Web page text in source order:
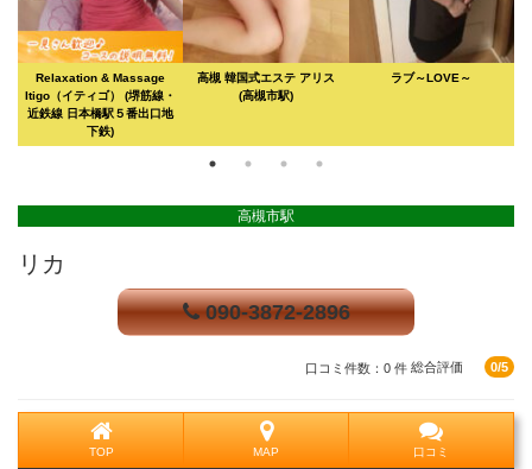
Relaxation & Massage
Itigo（イティゴ）(堺筋線・
近鉄線 日本橋駅５番出口地
下鉄)
高槻 韓国式エステ アリス
(高槻市駅)
ラブ～LOVE～
高槻市駅
リカ
090-3872-2896
口コミ件数：0 件 総合評価 0/5
TOP MAP 口コミ